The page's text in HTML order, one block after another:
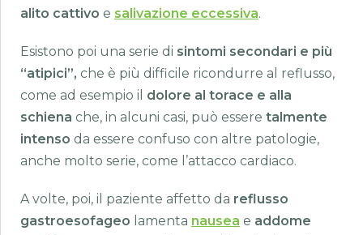
alito cattivo e salivazione eccessiva.
Esistono poi una serie di sintomi secondari e più
“atipici”, che è più difficile ricondurre al reflusso,
come ad esempio il dolore al torace e alla
schiena che, in alcuni casi, può essere talmente
intenso da essere confuso con altre patologie,
anche molto serie, come l’attacco cardiaco.
A volte, poi, il paziente affetto da reflusso
gastroesofageo lamenta nausea e addome